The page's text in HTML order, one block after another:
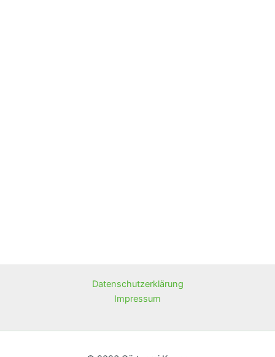
Datenschutzerklärung
Impressum